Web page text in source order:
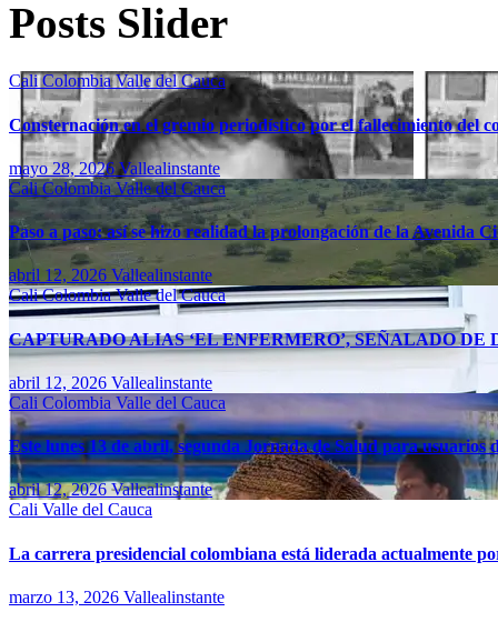
Posts Slider
CaliColombiaValle del Cauca
Consternación en el gremio periodístico por el fallecimiento del
mayo 28, 2026Vallealinstante
CaliColombiaValle del Cauca
Paso a paso: así se hizo realidad la prolongación de la Avenida
abril 12, 2026 Vallealinstante
CaliColombiaValle del Cauca
CAPTURADO ALIAS ‘EL ENFERMERO’, SEÑALADO DE
abril 12, 2026 Vallealinstante
Cali Colombia Valle del Cauca
Este lunes 13 de abril, segunda Jornada de Salud para usuarios
abril 12, 2026Vallealinstante
Cali Valle del Cauca
La carrera presidencial colombiana está liderada actualmente
marzo 13, 2026 Vallealinstante